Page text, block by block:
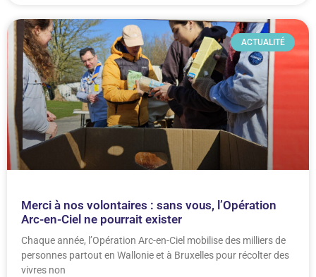
ACTUALITÉ
Merci à nos volontaires : sans vous, l’Opération
Arc-en-Ciel ne pourrait exister
Chaque année, l’Opération Arc-en-Ciel mobilise des milliers de
personnes partout en Wallonie et à Bruxelles pour récolter des
vivres non